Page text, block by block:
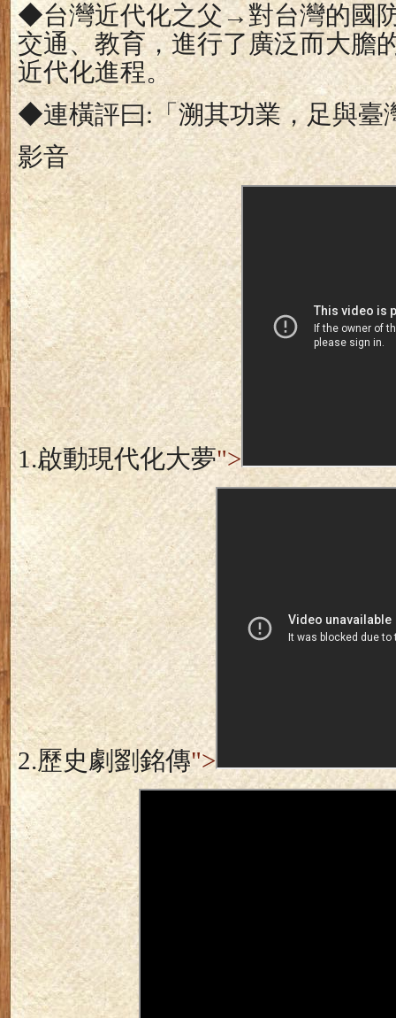
◆台灣近代化之父→對台灣的國
交通、教育，進行了廣泛而大膽
近代化進程。
◆連橫評曰:「溯其功業，足與臺
影音
1.啟動現代化大夢">
2.歷史劇劉銘傳">